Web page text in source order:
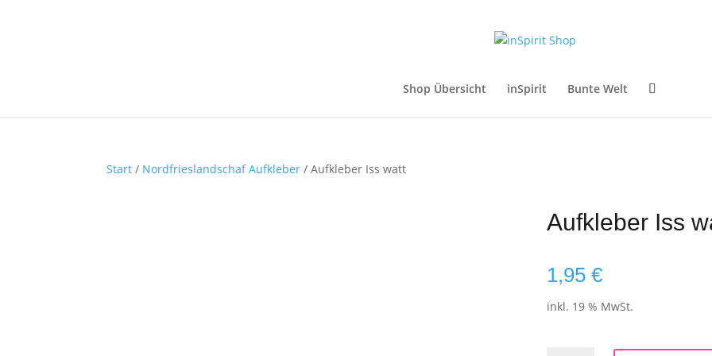
Shop Übersicht inSpirit Bunte Welt
Start / Nordfrieslandschaf Aufkleber / Aufkleber Iss watt
Aufkleber Iss
1,95€
inkl. 19 % MwSt.